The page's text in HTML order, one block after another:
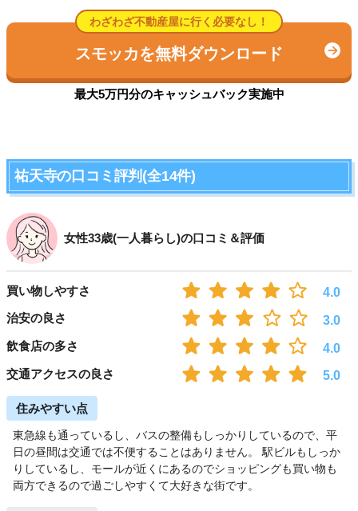
わざわざ不動産屋に行く必要なし！
スモッカを無料ダウンロード
最大5万円分のキャッシュバック実施中
祐天寺の口コミ評判(全14件)
女性33歳(一人暮らし)の口コミ＆評価
買い物しやすさ
4.0
治安の良さ
3.0
飲食店の多さ
4.0
交通アクセスの良さ
5.0
住みやすい点
東急線も通っているし、バスの整備もしっかりしているので、平
日の昼間は交通では不便することはありません。 駅ビルもしっか
りしているし、モールが近くにあるのでショッピングも買い物も
両方できるので過ごしやすくて大好きな街です。